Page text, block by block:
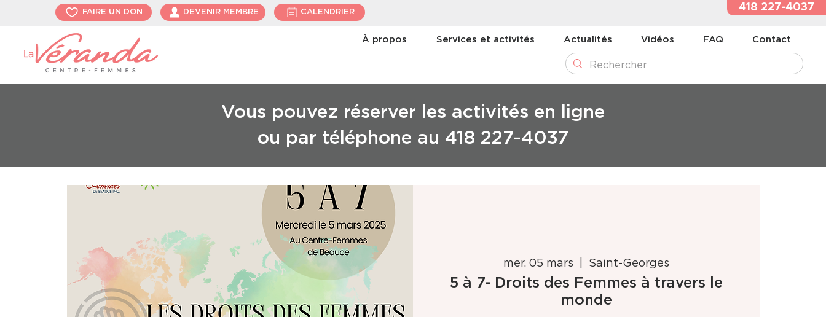
418 227-4037
FAIRE UN DON DEVENIR MEMBRE CALENDRIER
À propos Services et activités Actualités Vidéos FAQ Contact
Vous pouvez réserver les activités en ligne
ou par téléphone au 418 227-4037
mer. 05 mars Saint-Georges
5 à 7- Droits des Femmes à travers le
monde